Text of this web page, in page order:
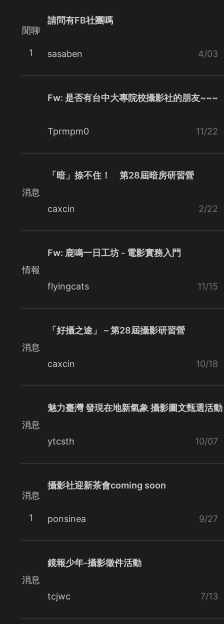
閒聊
1
請問有FB社團嗎
sasaben 4/03
Fw: 是否有台中大專院校攝影社的朋友~~~
Tprmpm0 11/22
消息
「暗」捺不住！ 第28屆暗房研習營
caxcin 2/22
情報
Fw: 鹿鳴一日工坊 - 電影實務入門
flyingcats 11/15
消息
「好攝之途」－第28屆攝影研習營
caxcin 10/18
消息
魅力臺灣 發現在地新氣象 攝影圖文甄選活動
ytcsth 10/07
消息
1
攝影社迎新茶會coming soon
ponsinea 9/27
消息
鏡報少年-攝影徵件活動
tcjwc 7/13